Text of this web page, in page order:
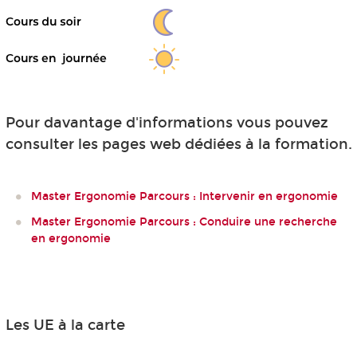
Pour davantage d'informations vous pouvez
consulter les pages web dédiées à la formation.
Master Ergonomie Parcours : Intervenir en ergonomie
Master Ergonomie Parcours : Conduire une recherche
en ergonomie
Les UE à la carte